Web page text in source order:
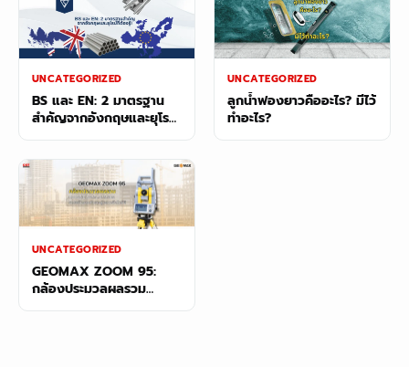
UNCATEGORIZED
BS และ EN: 2 มาตรฐาน
สำคัญจากอังกฤษและยุโรป
ที่ต้องรู้!
UNCATEGORIZED
ลูกน้ำฟองยาวคืออะไร? มีไว้
ทำอะไร?
UNCATEGORIZED
GEOMAX ZOOM 95:
กล้องประมวลผลรวม
Robotic Total Station